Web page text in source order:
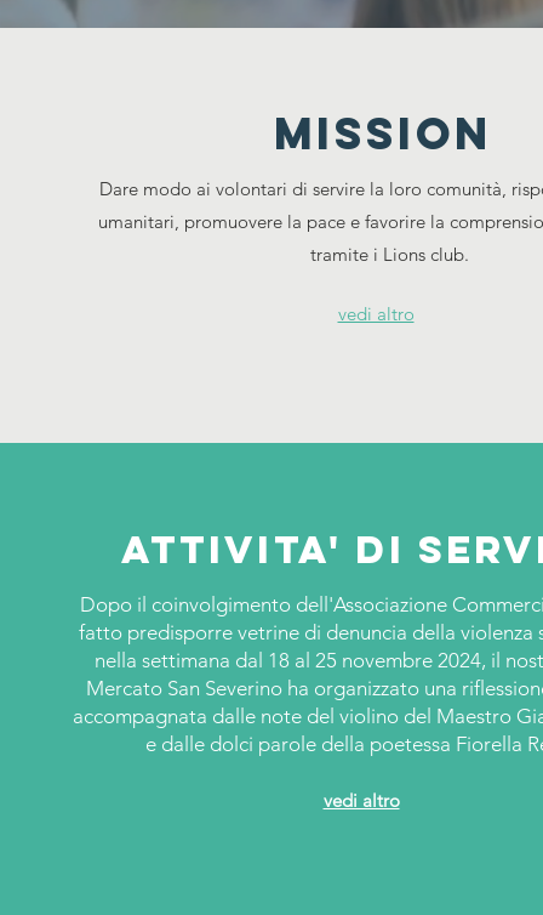
MISSION
Dare modo ai volontari di servire la loro comunità,
umanitari, promuovere la pace e favorire la
tramite i Lions club.
vedi altro
Attivita' di
Dopo il coinvolgimento dell'Associazione
fatto predisporre vetrine di denuncia della violenza
nella settimana dal 18 al 25 novembre 2024, il
Mercato San Severino ha organizzato una
accompagnata dalle note del violino del Maestro
e dalle dolci parole della poetessa Fiorella
vedi altro